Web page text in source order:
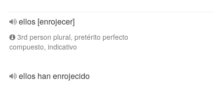
ellos [enrojecer]
3rd person plural, pretérito perfecto
compuesto, indicativo
ellos han enrojecido